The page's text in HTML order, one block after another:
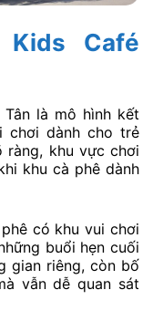
Kids Café
Tân là mô hình kết
chơi dành cho trẻ
ràng, khu vực chơi
khu cà phê dành
có khu vui chơi
buổi hẹn cuối
gian riêng, còn bố
vẫn dễ quan sát